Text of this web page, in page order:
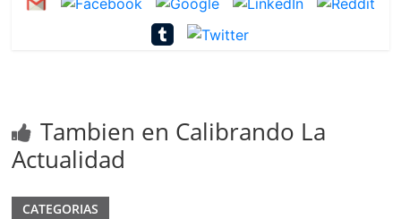
Tambien en Calibrando La
Actualidad
CATEGORIAS